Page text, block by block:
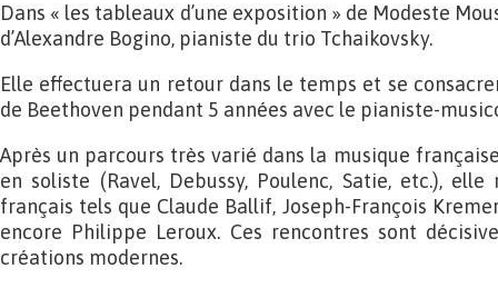
Dans « les tableaux d’une exposition » de Modeste
d’Alexandre Bogino, pianiste du trio Tchaikovsky.
Elle effectuera un retour dans le temps et se
de Beethoven pendant 5 années avec le pianiste-
Après un parcours très varié dans la musique
en soliste (Ravel, Debussy, Poulenc, Satie, etc.),
français tels que Claude Ballif, Joseph-François
encore Philippe Leroux. Ces rencontres sont
créations modernes.